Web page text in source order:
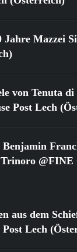
Jahre Mazzei
von Tenuta
Post Lech
Trinoro
aus dem
Lech